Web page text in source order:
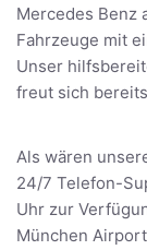
Mercedes Benz
Fahrzeuge mit
Unser
freut sich
Als wären
24/7 Telefon-
Uhr zur
München